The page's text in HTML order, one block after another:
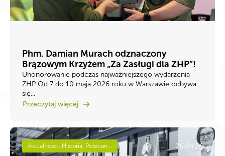
Phm. Damian Murach odznaczony
Brązowym Krzyżem „Za Zasługi dla ZHP”!
Uhonorowanie podczas najważniejszego wydarzenia
ZHP Od 7 do 10 maja 2026 roku w Warszawie odbywa
się...
Przeczytaj więcej
Aktualności, Historia, Polecan... 26.04.26